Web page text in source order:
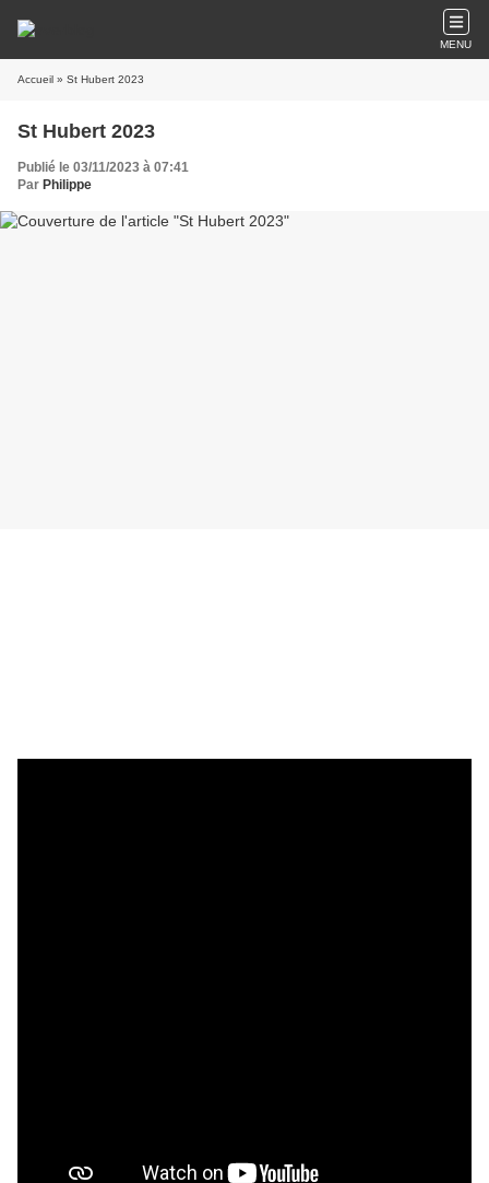
MENU
Accueil » St Hubert 2023
St Hubert 2023
Publié le 03/11/2023 à 07:41
Par Philippe